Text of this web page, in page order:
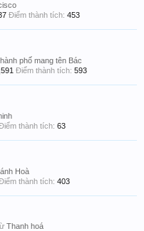
Điểm thành tích: 453
phố mang tên Bác
Điểm thành tích: 593
thành tích: 63
Hoà
thành tích: 403
Thanh hoá